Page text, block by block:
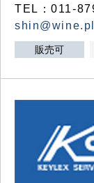
TEL：011-
販売可